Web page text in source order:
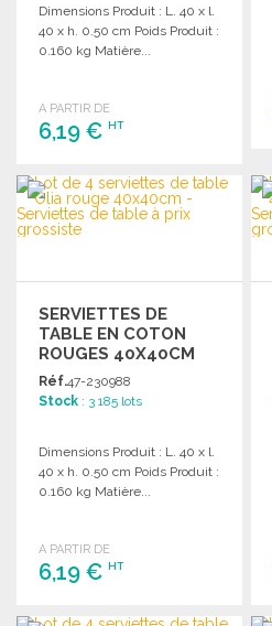
Dimensions Produit : L. 40 x l.
40 x h. 0.50 cm Poids Produit :
0.160 kg Matière...
A PARTIR DE
6,19 € HT
COMMANDER
Demander un devis
SERVIETTES DE
TABLE EN COTON
ROUGES 40X40CM
Réf.47-230988
Stock : 3 185 lots
Dimensions Produit : L. 40 x l.
40 x h. 0.50 cm Poids Produit :
0.160 kg Matière...
A PARTIR DE
6,19 € HT
COMMANDER